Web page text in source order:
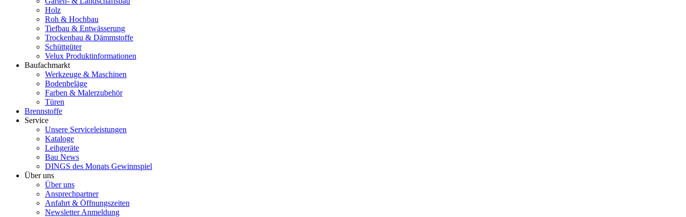
Holz
Roh & Hochbau
Tiefbau & Entwässerung
Trockenbau & Dämmstoffe
Schüttgüter
Velux Produktinformationen
Baufachmarkt
Werkzeuge & Maschinen
Bodenbeläge
Farben & Malerzubehör
Türen
Brennstoffe
Service
Unsere Serviceleistungen
Kataloge
Leihgeräte
Bau News
DINGS des Monats Gewinnspiel
Über uns
Über uns
Ansprechpartner
Anfahrt & Öffnungszeiten
Newsletter Anmeldung